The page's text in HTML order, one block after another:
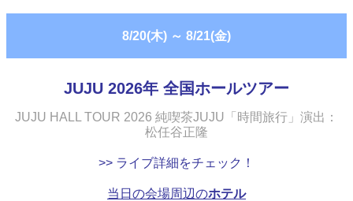
8/20(木) ～ 8/21(金)
JUJU 2026年 全国ホールツアー
JUJU HALL TOUR 2026 純喫茶JUJU「時間旅行」演出：
松任谷正隆
>> ライブ詳細をチェック！
当日の会場周辺のホテル